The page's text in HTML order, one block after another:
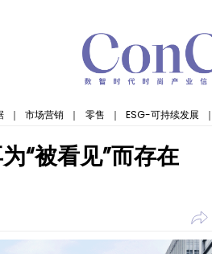
｜ 市场营销 ｜ 零售 ｜ ESG-可持续发展 ｜
“被看见”而存在